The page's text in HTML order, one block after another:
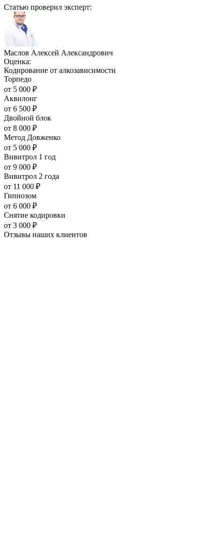
Статью проверил эксперт:
Маслов Алексей Александрович
Оценка:
Кодирование от алкозависимости
Торпедо
от 5 000 ₽
Аквилонг
от 6 500 ₽
Двойной блок
от 8 000 ₽
Метод Довженко
от 5 000 ₽
Вивитрол 1 год
от 9 000 ₽
Вивитрол 2 года
от 11 000 ₽
Гипнозом
от 6 000 ₽
Снятие кодировки
от 3 000 ₽
Отзывы наших клиентов